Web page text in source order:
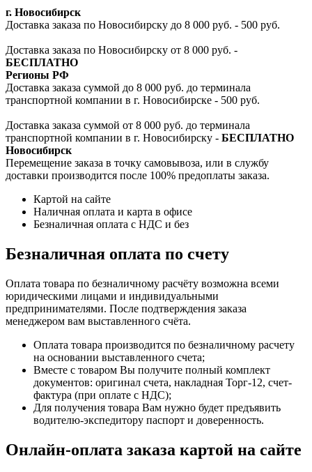
г. Новосибирск
Доставка заказа по Новосибирску до 8 000 руб. - 500 руб.
Доставка заказа по Новосибирску от 8 000 руб. -
БЕСПЛАТНО
Регионы РФ
Доставка заказа суммой до 8 000 руб. до терминала
транспортной компании в г. Новосибирске - 500 руб.
Доставка заказа суммой от 8 000 руб. до терминала
транспортной компании в г. Новосибирску - БЕСПЛАТНО
Новосибирск
Перемещение заказа в точку самовывоза, или в службу
доставки производится после 100% предоплаты заказа.
Картой на сайте
Наличная оплата и карта в офисе
Безналичная оплата с НДС и без
Безналичная оплата по счету
Оплата товара по безналичному расчёту возможна всеми
юридическими лицами и индивидуальными
предпринимателями. После подтверждения заказа
менеджером вам выставленного счёта.
Оплата товара производится по безналичному расчету
на основании выставленного счета;
Вместе с товаром Вы получите полный комплект
документов: оригинал счета, накладная Торг-12, счет-
фактура (при оплате с НДС);
Для получения товара Вам нужно будет предъявить
водителю-экспедитору паспорт и доверенность.
Онлайн-оплата заказа картой на сайте